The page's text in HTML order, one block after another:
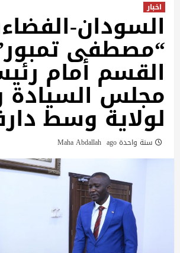
اخبار
السودان-
“مصطفى
القسم أمام
مجلس السيادة
لولاية وسط
سنة واحدة ago Maha Abdallah